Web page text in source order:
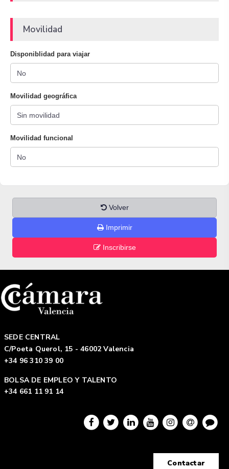
Movilidad
Disponiblidad para viajar
Movilidad geográfica
Movilidad funcional
Volver
Imprimir
Inscribirse
SEDE CENTRAL
C/Poeta Querol, 15 - 46002 Valencia
+34 96 310 39 00
BOLSA DE EMPLEO Y TALENTO
+34 661 11 91 14
Contactar